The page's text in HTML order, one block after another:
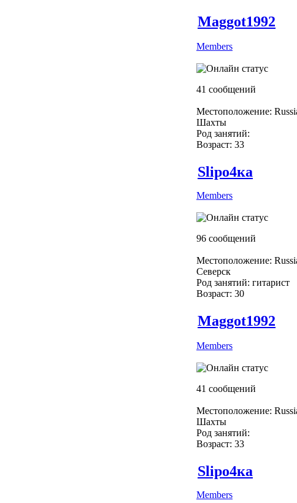
Maggot1992
Members
41 сообщений
Местоположение:
Шахты
Род занятий:
Возраст: 33
Slipо4ка
Members
96 сообщений
Местоположение:
Северск
Род занятий: гитарист
Возраст: 30
Maggot1992
Members
41 сообщений
Местоположение:
Шахты
Род занятий:
Возраст: 33
Slipо4ка
Members